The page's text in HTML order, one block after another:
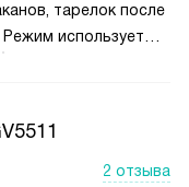
тарелок после
использует
2 отзыва